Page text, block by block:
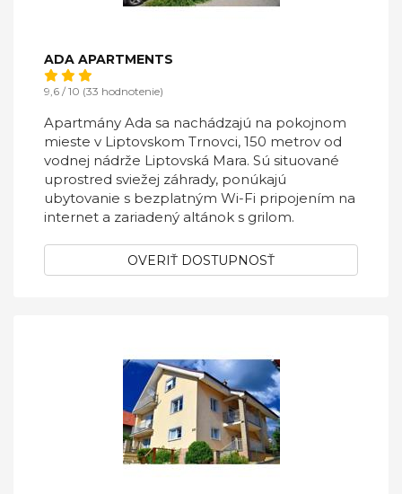
ADA APARTMENTS
9,6 / 10 (33 hodnotenie)
Apartmány Ada sa nachádzajú na pokojnom
mieste v Liptovskom Trnovci, 150 metrov od
vodnej nádrže Liptovská Mara. Sú situované
uprostred sviežej záhrady, ponúkajú
ubytovanie s bezplatným Wi-Fi pripojením na
internet a zariadený altánok s grilom.
OVERIŤ DOSTUPNOSŤ